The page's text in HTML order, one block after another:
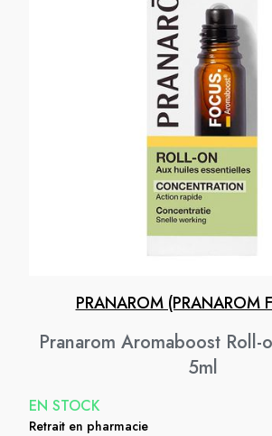
PRANAROM (PRANAROM
Pranarom Aromaboost Roll-
5ml
EN STOCK
Retrait en pharmacie